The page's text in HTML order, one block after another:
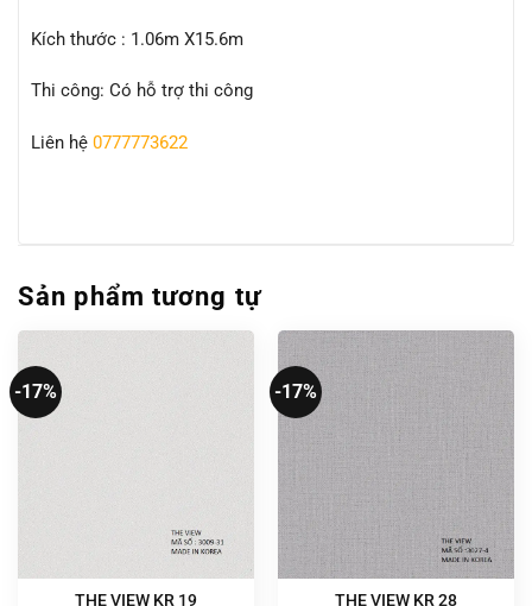
Kích thước : 1.06m X15.6m
Thi công: Có hỗ trợ thi công
Liên hệ 0777773622
Sản phẩm tương tự
-17%
THE VIEW KR 19
-17%
THE VIEW KR 28